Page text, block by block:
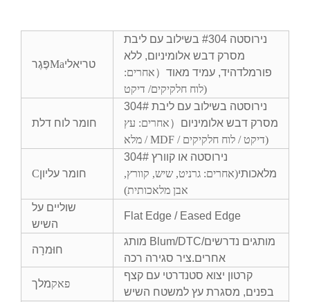
פֶּגֶרMaטריאלי
נירוסטה #304 בשילוב עם ליבת
מסרק דבש אלומיניום, ללא
פורמלדהיד, עמיד מאוד （אחרים:
לוח חלקיקים/ דיקט)
חומר לוח דלת
304# נירוסטה בשילוב עם ליבת
מסרק דבש אלומיניום（אחרים: עץ
מלא / MDF / דיקט / לוח חלקיקים)
Cחומר עליון
304# נירוסטה או קוורץ
מלאכותי(אחרים: גרניט, שיש, קוורץ,
אבן מלאכותית)
שוליים על
השיש
Flat Edge / Eased Edge
חוּמרָה
מותג Blum/DTC/מותגים נדרשים
אחרים.ציר סגירה רכה
פאקמלך
קרטון יצוא סטנדרטי עם קצף
בפנים, מסגרת עץ למשטח השיש